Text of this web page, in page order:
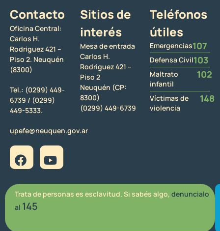
Contacto
Oficina Central:
Carlos H.
Rodriguez 421 –
Piso 2. Neuquén
(8300)
Tel.: (0299) 449-
6739 / (0299)
449-5333.
upefe@neuquen.gov.ar
Sitios de
interés
Mesa de entrada
Carlos H.
Rodriguez 421 –
Piso 2
Neuquén (CP:
8300)
(0299) 449-6739
Teléfonos
útiles
Emergencias107
Defensa Civil103
Maltrato
infantil
102
Víctimas de
violencia
148
Trata de personas es esclavitud. Si sabés algo, denuncialo
al 145